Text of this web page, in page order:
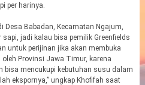
per harinya.
Desa Babadan, Kecamatan Ngajum,
jadi kalau bisa pemilik Greenfields
untuk perijinan jika akan membuka
Provinsi Jawa Timur, karena
bisa mencukupi kebutuhan susu dalam
ekspornya,” ungkap Khofifah saat